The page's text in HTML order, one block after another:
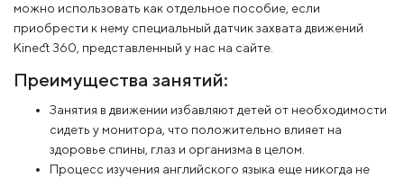
можно использовать как отдельное пособие, если
приобрести к нему специальный датчик захвата движений
Kinect 360, представленный у нас на сайте.
Преимущества занятий:
Занятия в движении избавляют детей от необходимости
сидеть у монитора, что положительно влияет на
здоровье спины, глаз и организма в целом.
Процесс изучения английского языка еще никогда не